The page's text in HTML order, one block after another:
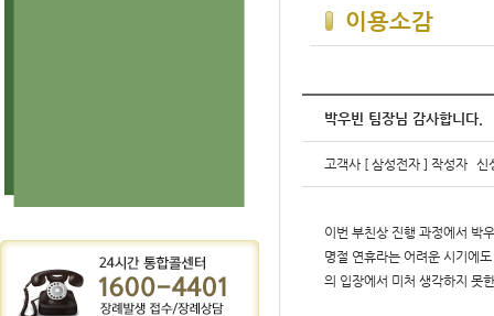
이용소감
박우빈 팀장님 감사합니다.
고객사 [ 삼성전자 ] 작성자 신
이번 부친상 진행 과정에서 박
명절 연휴라는 어려운 시기에
의 입장에서 미처 생각하지 못